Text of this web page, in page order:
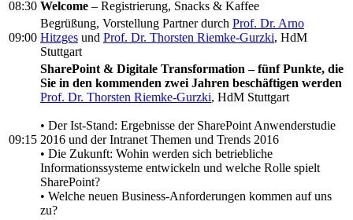
08:30 Welcome – Registrierung, Snacks & Kaffee
09:00
Begrüßung, Vorstellung Partner durch Prof. Dr. Arno
Hitzges und Prof. Dr. Thorsten Riemke-Gurzki, HdM
Stuttgart
09:15
SharePoint & Digitale Transformation – fünf Punkte, die
Sie in den kommenden zwei Jahren beschäftigen werden
Prof. Dr. Thorsten Riemke-Gurzki, HdM Stuttgart
• Der Ist-Stand: Ergebnisse der SharePoint Anwenderstudie
2016 und der Intranet Themen und Trends 2016
• Die Zukunft: Wohin werden sich betriebliche
Informationssysteme entwickeln und welche Rolle spielt
SharePoint?
• Welche neuen Business-Anforderungen kommen auf uns
zu?